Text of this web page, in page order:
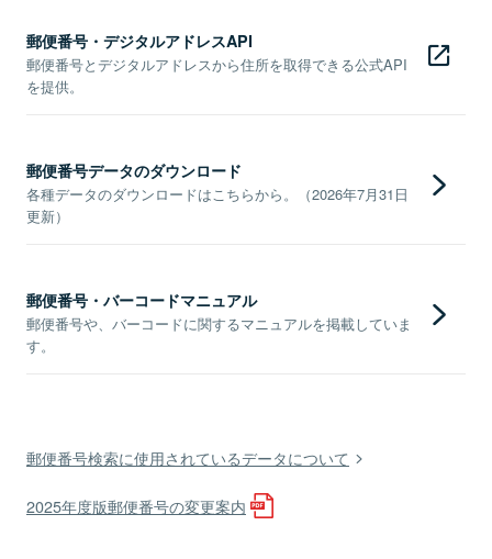
郵便番号・デジタルアドレスAPI
郵便番号とデジタルアドレスから住所を取得できる公式API
を提供。
郵便番号データのダウンロード
各種データのダウンロードはこちらから。（2026年7月31日
更新）
郵便番号・バーコードマニュアル
郵便番号や、バーコードに関するマニュアルを掲載していま
す。
郵便番号検索に使用されているデータについて
2025年度版郵便番号の変更案内